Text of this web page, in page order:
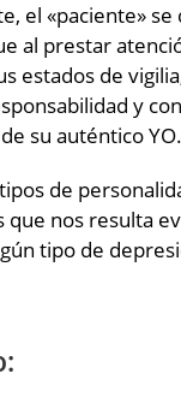
el «paciente»
al prestar
estados de
y
su auténtico YO.
de
que nos resulta
tipo de